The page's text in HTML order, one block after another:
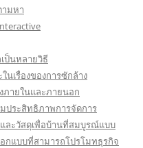
ามหา
ป็นหลายวิธี
นเรื่องของการซักล้าง
ภายในและภายนอก
ประสิทธิภาพการจัดการ
ละวัสดุเพื่อบ้านที่สมบูรณ์แบบ
กแบบที่สามารถโปรโมทธุรกิจ